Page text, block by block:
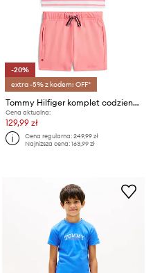
-20%
extra -5% z kodem: OFF*
Tommy Hilfiger komplet codzienny dziecięcy bawełniany
Cena aktualna:
129,99 zł
Cena regularna:249,99 zł
Najniższa cena:163,99 zł